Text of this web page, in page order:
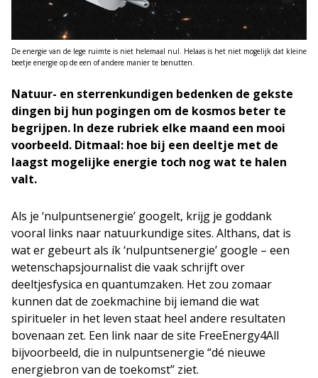
De energie van de lege ruimte is niet helemaal nul. Helaas is het niet mogelijk dat kleine
beetje energie op de een of andere manier te benutten.
Natuur- en sterrenkundigen bedenken de gekste
dingen bij hun pogingen om de kosmos beter te
begrijpen. In deze rubriek elke maand een mooi
voorbeeld. Ditmaal: hoe bij een deeltje met de
laagst mogelijke energie toch nog wat te halen
valt.
Als je ‘nulpuntsenergie’ googelt, krijg je goddank
vooral links naar natuurkundige sites. Althans, dat is
wat er gebeurt als ík ‘nulpuntsenergie’ google – een
wetenschapsjournalist die vaak schrijft over
deeltjesfysica en quantumzaken. Het zou zomaar
kunnen dat de zoekmachine bij iemand die wat
spiritueler in het leven staat heel andere resultaten
bovenaan zet. Een link naar de site FreeEnergy4All
bijvoorbeeld, die in nulpuntsenergie “dé nieuwe
energiebron van de toekomst” ziet.